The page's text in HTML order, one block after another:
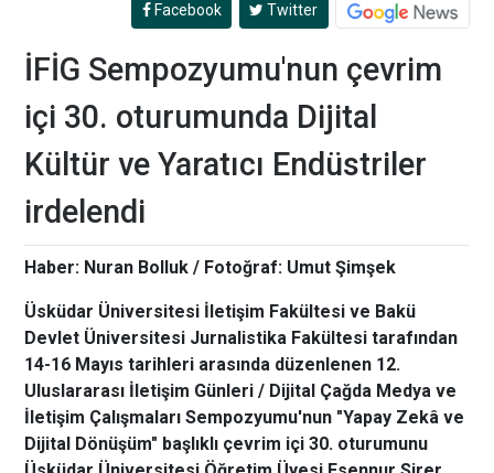
Facebook Twitter
İFİG Sempozyumu'nun çevrim
içi 30. oturumunda Dijital
Kültür ve Yaratıcı Endüstriler
irdelendi
Haber: Nuran Bolluk / Fotoğraf: Umut Şimşek
Üsküdar Üniversitesi İletişim Fakültesi ve Bakü
Devlet Üniversitesi Jurnalistika Fakültesi tarafından
14-16 Mayıs tarihleri arasında düzenlenen 12.
Uluslararası İletişim Günleri / Dijital Çağda Medya ve
İletişim Çalışmaları Sempozyumu'nun "Yapay Zekâ ve
Dijital Dönüşüm" başlıklı çevrim içi 30. oturumunu